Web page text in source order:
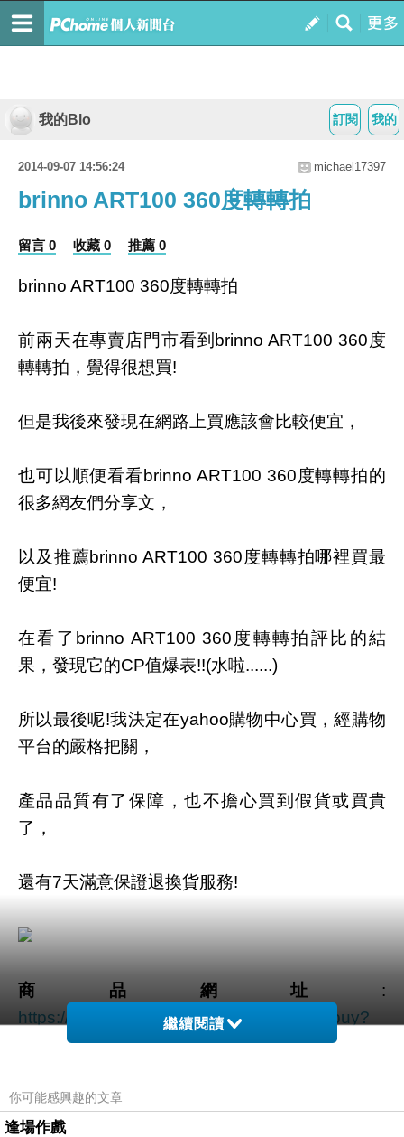
我的
訂閱
我的Blo
2014-09-07 14:56:24 michael17397
brinno ART100 360度轉轉拍
留言 0 收藏 0 推薦 0
brinno ART100 360度轉轉拍
前兩天在專賣店門市看到brinno ART100 360度
轉轉拍，覺得很想買!
但是我後來發現在網路上買應該會比較便宜，
也可以順便看看brinno ART100 360度轉轉拍的
很多網友們分享文，
以及推薦brinno ART100 360度轉轉拍哪裡買最
便宜!
在看了brinno ART100 360度轉轉拍評比的結
果，發現它的CP值爆表!!(水啦......)
所以最後呢!我決定在yahoo購物中心買，經購物
平台的嚴格把關，
產品品質有了保障，也不擔心買到假貨或買貴
了，
還有7天滿意保證退換貨服務!
商品網址 :
https://tw.partner.buy.yahoo.com:443/gd/buy?
mcode=MV92TVFFTzVWMmdNZWZLK1l4cGd
==&url=https://tw.buy.yahoo.com/gdsale/gdsale
.asp?gdid=4563555
繼續閱讀
你可能感興趣的文章
逢場作戲